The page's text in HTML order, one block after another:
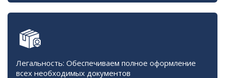
Легальность: Обеспечиваем полное оформление
всех необходимых документов